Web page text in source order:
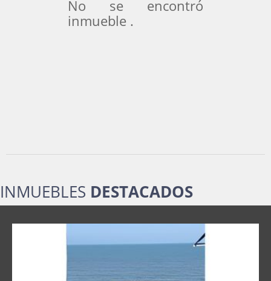
No se encontró
inmueble .
INMUEBLES DESTACADOS